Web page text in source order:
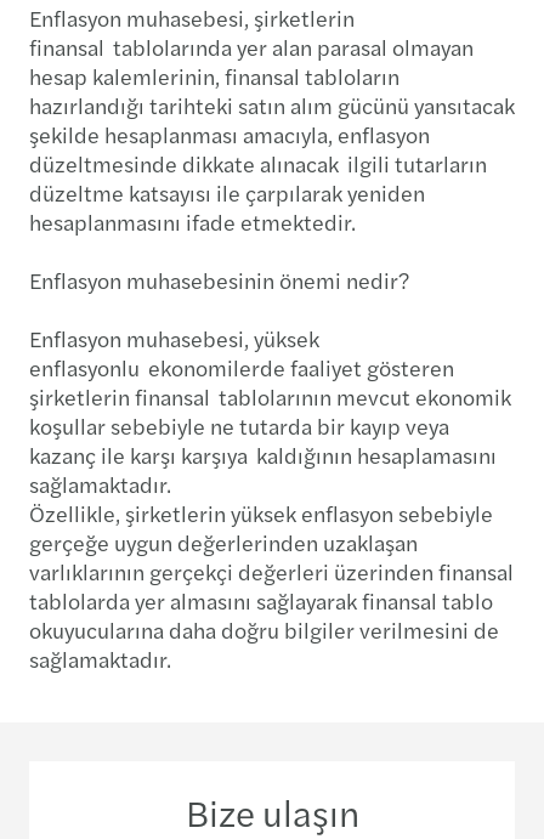
Enflasyon muhasebesi, şirketlerin
finansal tablolarında yer alan parasal olmayan
hesap kalemlerinin, finansal tabloların
hazırlandığı tarihteki satın alım gücünü yansıtacak
şekilde hesaplanması amacıyla, enflasyon
düzeltmesinde dikkate alınacak ilgili tutarların
düzeltme katsayısı ile çarpılarak yeniden
hesaplanmasını ifade etmektedir.
Enflasyon muhasebesinin önemi nedir?
Enflasyon muhasebesi, yüksek
enflasyonlu ekonomilerde faaliyet gösteren
şirketlerin finansal tablolarının mevcut ekonomik
koşullar sebebiyle ne tutarda bir kayıp veya
kazanç ile karşı karşıya kaldığının hesaplamasını
sağlamaktadır.
Özellikle, şirketlerin yüksek enflasyon sebebiyle
gerçeğe uygun değerlerinden uzaklaşan
varlıklarının gerçekçi değerleri üzerinden finansal
tablolarda yer almasını sağlayarak finansal tablo
okuyucularına daha doğru bilgiler verilmesini de
sağlamaktadır.
Bize ulaşın